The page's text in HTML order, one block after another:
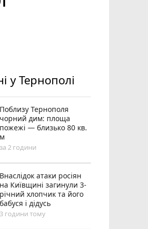
у Тернополі
Поблизу Тернополя
чорний дим: площа
пожежі — близько 80 кв.
м
за 2 години
Внаслідок атаки росіян
на Київщині загинули 3-
річний хлопчик та його
бабуся і дідусь
3 години тому